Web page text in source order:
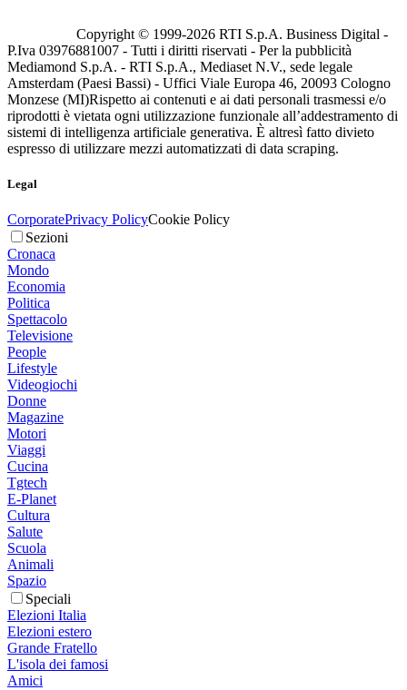
Copyright © 1999-2026 RTI S.p.A. Business Digital -
P.Iva 03976881007 - Tutti i diritti riservati - Per la pubblicità
Mediamond S.p.A. - RTI S.p.A., Mediaset N.V., sede legale
Amsterdam (Paesi Bassi) - Uffici Viale Europa 46, 20093 Cologno
Monzese (MI)Rispetto ai contenuti e ai dati personali trasmessi e/o
riprodotti è vietata ogni utilizzazione funzionale all’addestramento di
sistemi di intelligenza artificiale generativa. È altresì fatto divieto
espresso di utilizzare mezzi automatizzati di data scraping.
Legal
CorporatePrivacy PolicyCookie Policy
Sezioni
Cronaca
Mondo
Economia
Politica
Spettacolo
Televisione
People
Lifestyle
Videogiochi
Donne
Magazine
Motori
Viaggi
Cucina
Tgtech
E-Planet
Cultura
Salute
Scuola
Animali
Spazio
Speciali
Elezioni Italia
Elezioni estero
Grande Fratello
L'isola dei famosi
Amici